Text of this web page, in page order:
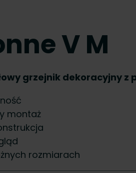
V M
grzejnik dekoracyjny
montaż
rozmiarach